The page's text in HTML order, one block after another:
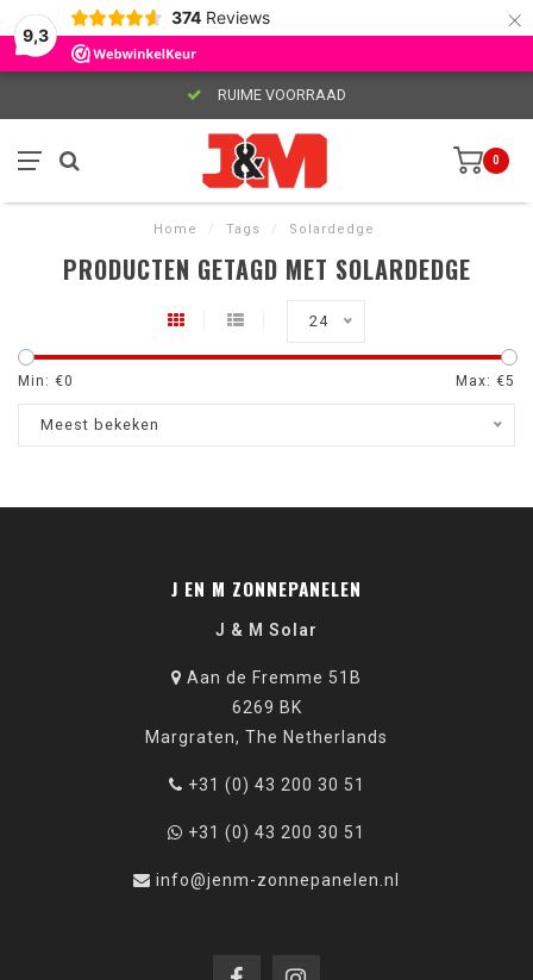
9,3
374 Reviews ×
RUIME VOORRAAD
0
Home / Tags / Solardedge
PRODUCTEN GETAGD MET SOLARDEDGE
24
Min: €0 Max: €5
Meest bekeken
J EN M ZONNEPANELEN
J & M Solar
Aan de Fremme 51B
6269 BK
Margraten, The Netherlands
+31 (0) 43 200 30 51
+31 (0) 43 200 30 51
info@jenm-zonnepanelen.nl